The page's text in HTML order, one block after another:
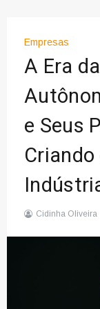
Empresas
A Era
e Seus
Cidinha Oliveira